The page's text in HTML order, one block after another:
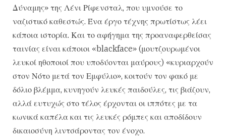
Δύναμης» της Λένι Ρίφενσταλ, που υμνούσε το
ναζιστικό καθεστώς. Ένα έργο τέχνης πρωτίστως λέει
κάποια ιστορία. Και το αφήγημα της προαναφερθείσας
ταινίας είναι κάποιοι «blackface» (μουτζουρωμένοι
λευκοί ηθοποιοί που υποδύονται μαύρους) «κυριαρχούν
στον Νότο μετά τον Εμφύλιο», κοιτούν τον φακό με
δόλιο βλέμμα, κυνηγούν λευκές παιδούλες, τις βιάζουν,
αλλά ευτυχώς στο τέλος έρχονται οι ιππότες με τα
κωνικά καπέλα και τις λευκές ρόμπες και αποδίδουν
δικαιοσύνη λιντσάροντας τον ένοχο.